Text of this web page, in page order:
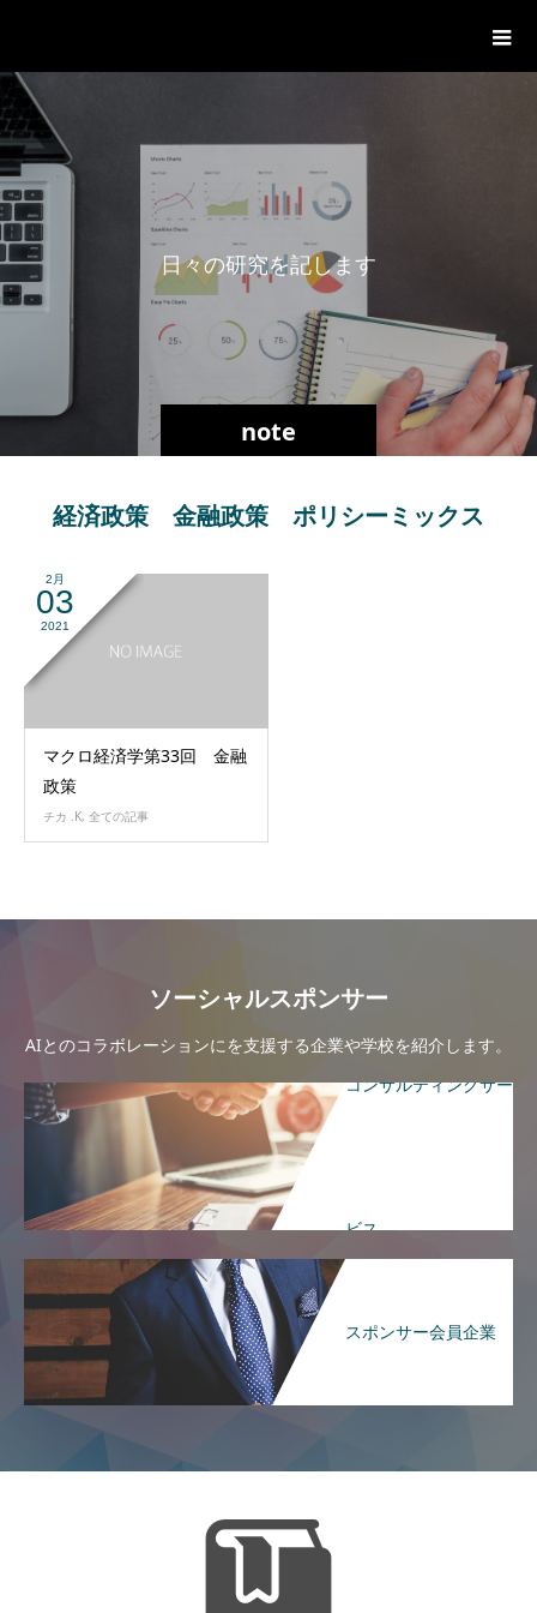
一般社団法人グローバル都市経営学
note
日々の研究を記します。
経済政策 金融政策 ポリシーミックス
2月
03
2021
マクロ経済学第33回 金融
政策
チカ .K, 全ての記事
ソーシャルスポンサー
AIとのコラボレーションにを支援する企業や学校を紹介します。
コンサルティングサー
ビス
スポンサー会員企業